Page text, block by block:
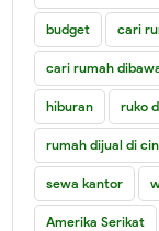
budget cari
cari rumah
hiburan ruko
rumah dijual di
sewa kantor
Amerika Serikat